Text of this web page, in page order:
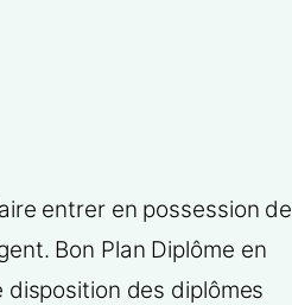
entrer en possession de
Bon Plan Diplôme en
des diplômes